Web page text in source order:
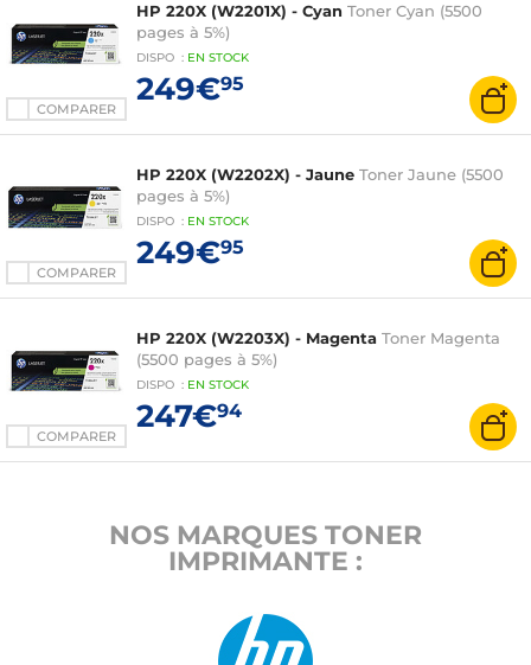
COMPARER
HP 220X (W2201X) - Cyan Toner Cyan (5500
pages à 5%)
DISPO : EN STOCK
249€95
COMPARER
HP 220X (W2202X) - Jaune Toner Jaune (5500
pages à 5%)
DISPO : EN STOCK
249€95
COMPARER
HP 220X (W2203X) - Magenta Toner Magenta
(5500 pages à 5%)
DISPO : EN STOCK
247€94
NOS MARQUES TONER
IMPRIMANTE :